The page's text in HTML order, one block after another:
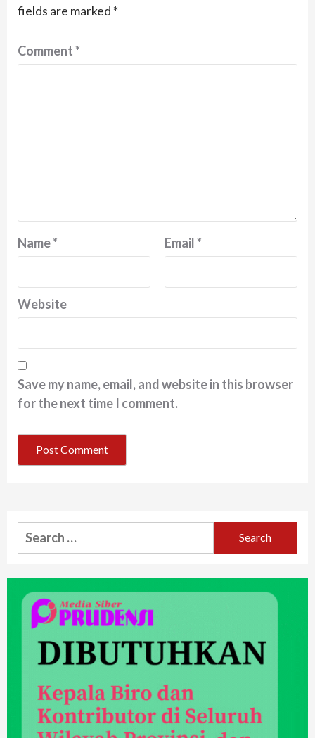
fields are marked *
Comment*
Name* Email*
Website
Save my name, email, and website in this browser
for the next time I comment.